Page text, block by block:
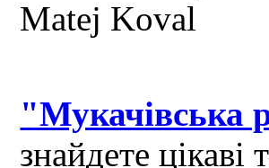
"Мукачівська
знайдете